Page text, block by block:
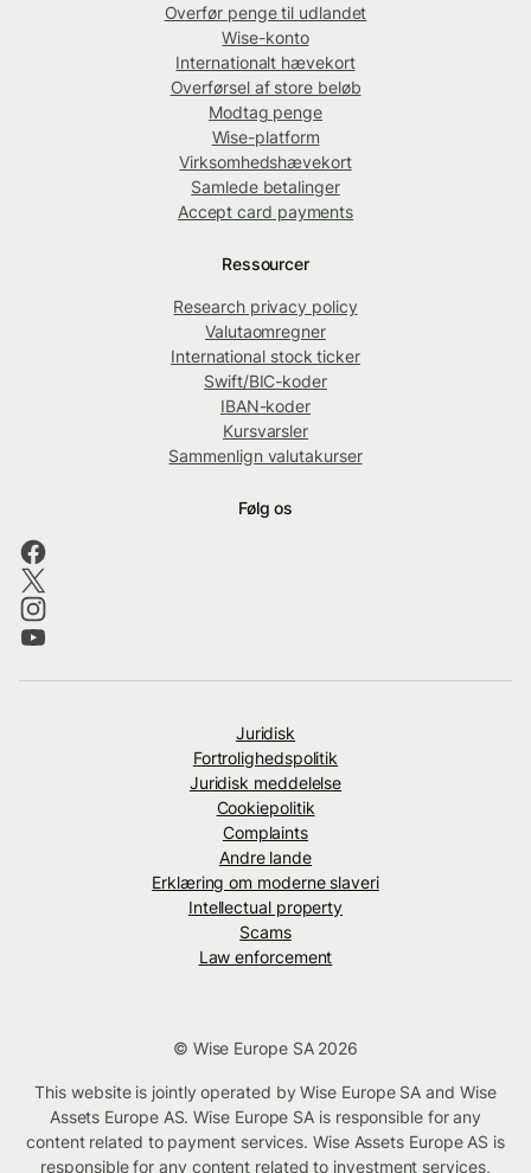
Overfør penge til udlandet
Wise-konto
Internationalt hævekort
Overførsel af store beløb
Modtag penge
Wise-platform
Virksomhedshævekort
Samlede betalinger
Accept card payments
Ressourcer
Research privacy policy
Valutaomregner
International stock ticker
Swift/BIC-koder
IBAN-koder
Kursvarsler
Sammenlign valutakurser
Følg os
Juridisk
Fortrolighedspolitik
Juridisk meddelelse
Cookiepolitik
Complaints
Andre lande
Erklæring om moderne slaveri
Intellectual property
Scams
Law enforcement
© Wise Europe SA 2026
This website is jointly operated by Wise Europe SA and Wise
Assets Europe AS. Wise Europe SA is responsible for any
content related to payment services. Wise Assets Europe AS is
responsible for any content related to investment services,